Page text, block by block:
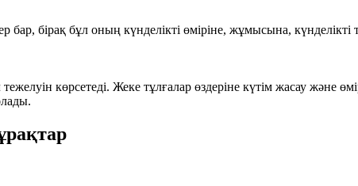
бар, бірақ бұл оның күнделікті өміріне, жұмысына,
көрсетеді. Жеке тұлғалар өздеріне күтім жасау және